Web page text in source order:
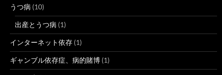
うつ病 (10)
出産とうつ病 (1)
インターネット依存 (1)
ギャンブル依存症、病的賭博 (1)